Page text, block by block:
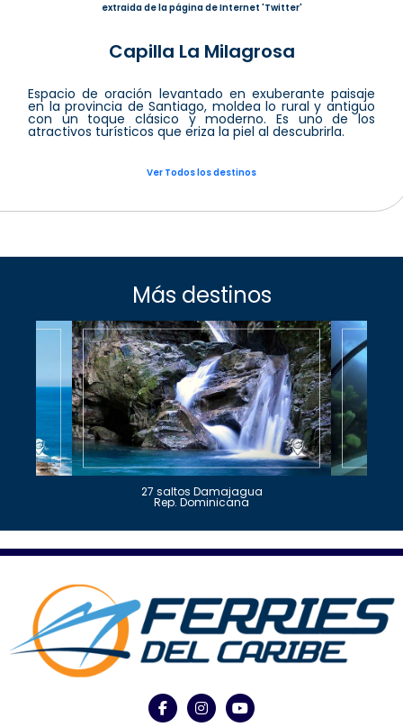
extraida de la página de Internet 'Twitter'
Capilla La Milagrosa
Espacio de oración levantado en exuberante paisaje
en la provincia de Santiago, moldea lo rural y antiguo
con un toque clásico y moderno. Es uno de los
atractivos turísticos que eriza la piel al descubrirla.
Ver Todos los destinos
Más destinos
27 saltos Damajagua
Rep. Dominicana